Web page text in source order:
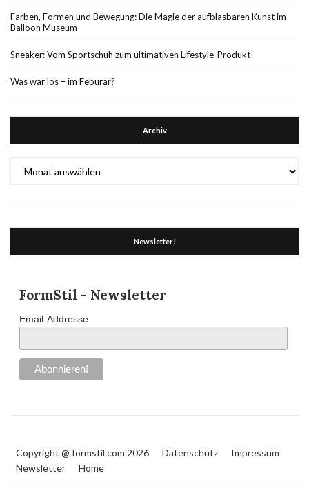
Farben, Formen und Bewegung: Die Magie der aufblasbaren Kunst im
Balloon Museum
Sneaker: Vom Sportschuh zum ultimativen Lifestyle-Produkt
Was war los – im Feburar?
Archiv
Newsletter!
FormStil - Newsletter
Email-Addresse
Copyright @ formstil.com 2026 Datenschutz
Impressum
Newsletter
Home